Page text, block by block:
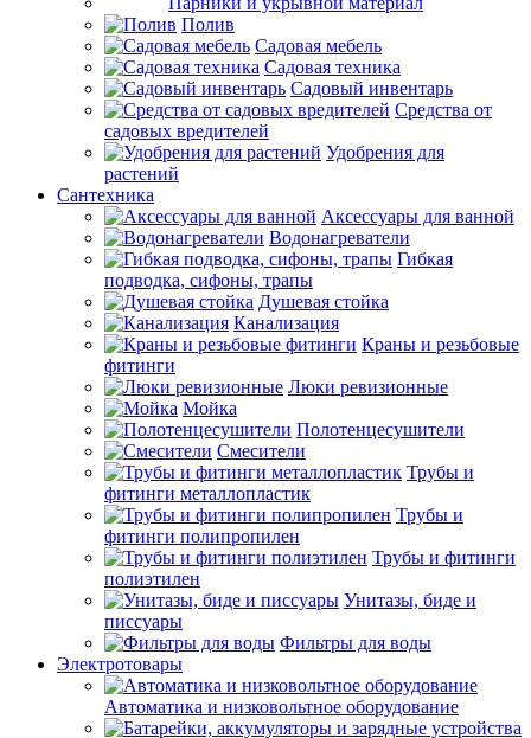
Полив
Садовая мебель
Садовая техника
Садовый инвентарь
Средства от
садовых вредителей
Удобрения для
растений
Сантехника
Аксессуары для ванной
Водонагреватели
Гибкая
подводка, сифоны, трапы
Душевая стойка
Канализация
Краны и резьбовые
фитинги
Люки ревизионные
Мойка
Полотенцесушители
Смесители
Трубы и
фитинги металлопластик
Трубы и
фитинги полипропилен
Трубы и фитинги
полиэтилен
Унитазы, биде и
писсуары
Фильтры для воды
Электротовары
Автоматика и низковольтное оборудование